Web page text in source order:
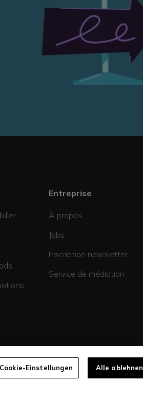
Entreprise
À propos
Jobs
Inscription newsletter
Service de médiation
Cookie-Einstellungen Alle ablehnen